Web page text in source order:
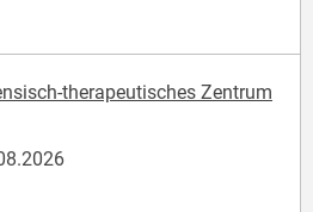
therapeutisches Zentrum